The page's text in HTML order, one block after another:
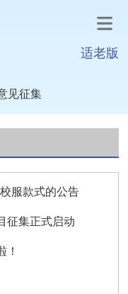
适老版
见征集
服款式的公告
征集正式启动